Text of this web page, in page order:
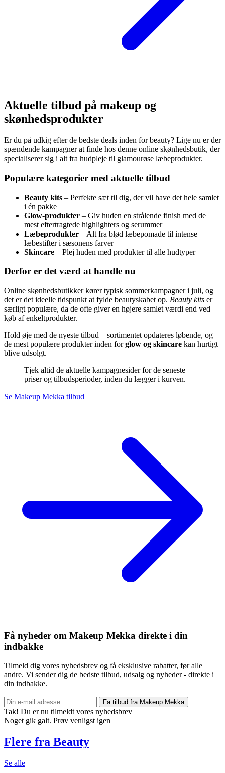
Aktuelle tilbud på makeup og
skønhedsprodukter
Er du på udkig efter de bedste deals inden for beauty? Lige nu er der
spændende kampagner at finde hos denne online skønhedsbutik, der
specialiserer sig i alt fra hudpleje til glamourøse læbeprodukter.
Populære kategorier med aktuelle tilbud
Beauty kits – Perfekte sæt til dig, der vil have det hele samlet
i én pakke
Glow-produkter – Giv huden en strålende finish med de
mest eftertragtede highlighters og serummer
Læbeprodukter – Alt fra blød læbepomade til intense
læbestifter i sæsonens farver
Skincare – Plej huden med produkter til alle hudtyper
Derfor er det værd at handle nu
Online skønhedsbutikker kører typisk sommerkampagner i juli, og
det er det ideelle tidspunkt at fylde beautyskabet op. Beauty kits er
særligt populære, da de ofte giver en højere samlet værdi end ved
køb af enkeltprodukter.
Hold øje med de nyeste tilbud – sortimentet opdateres løbende, og
de mest populære produkter inden forglow og skincare kan hurtigt
blive udsolgt.
Tjek altid de aktuelle kampagnesider for de seneste
priser og tilbudsperioder, inden du lægger i kurven.
Se Makeup Mekka tilbud
Få nyheder om Makeup Mekka direkte i din
indbakke
Tilmeld dig vores nyhedsbrev og få eksklusive rabatter, før alle
andre. Vi sender dig de bedste tilbud, udsalg og nyheder - direkte i
din indbakke.
Få tilbud fra Makeup Mekka
Tak! Du er nu tilmeldt vores nyhedsbrev
Noget gik galt. Prøv venligst igen
Flere fra Beauty
Se alle